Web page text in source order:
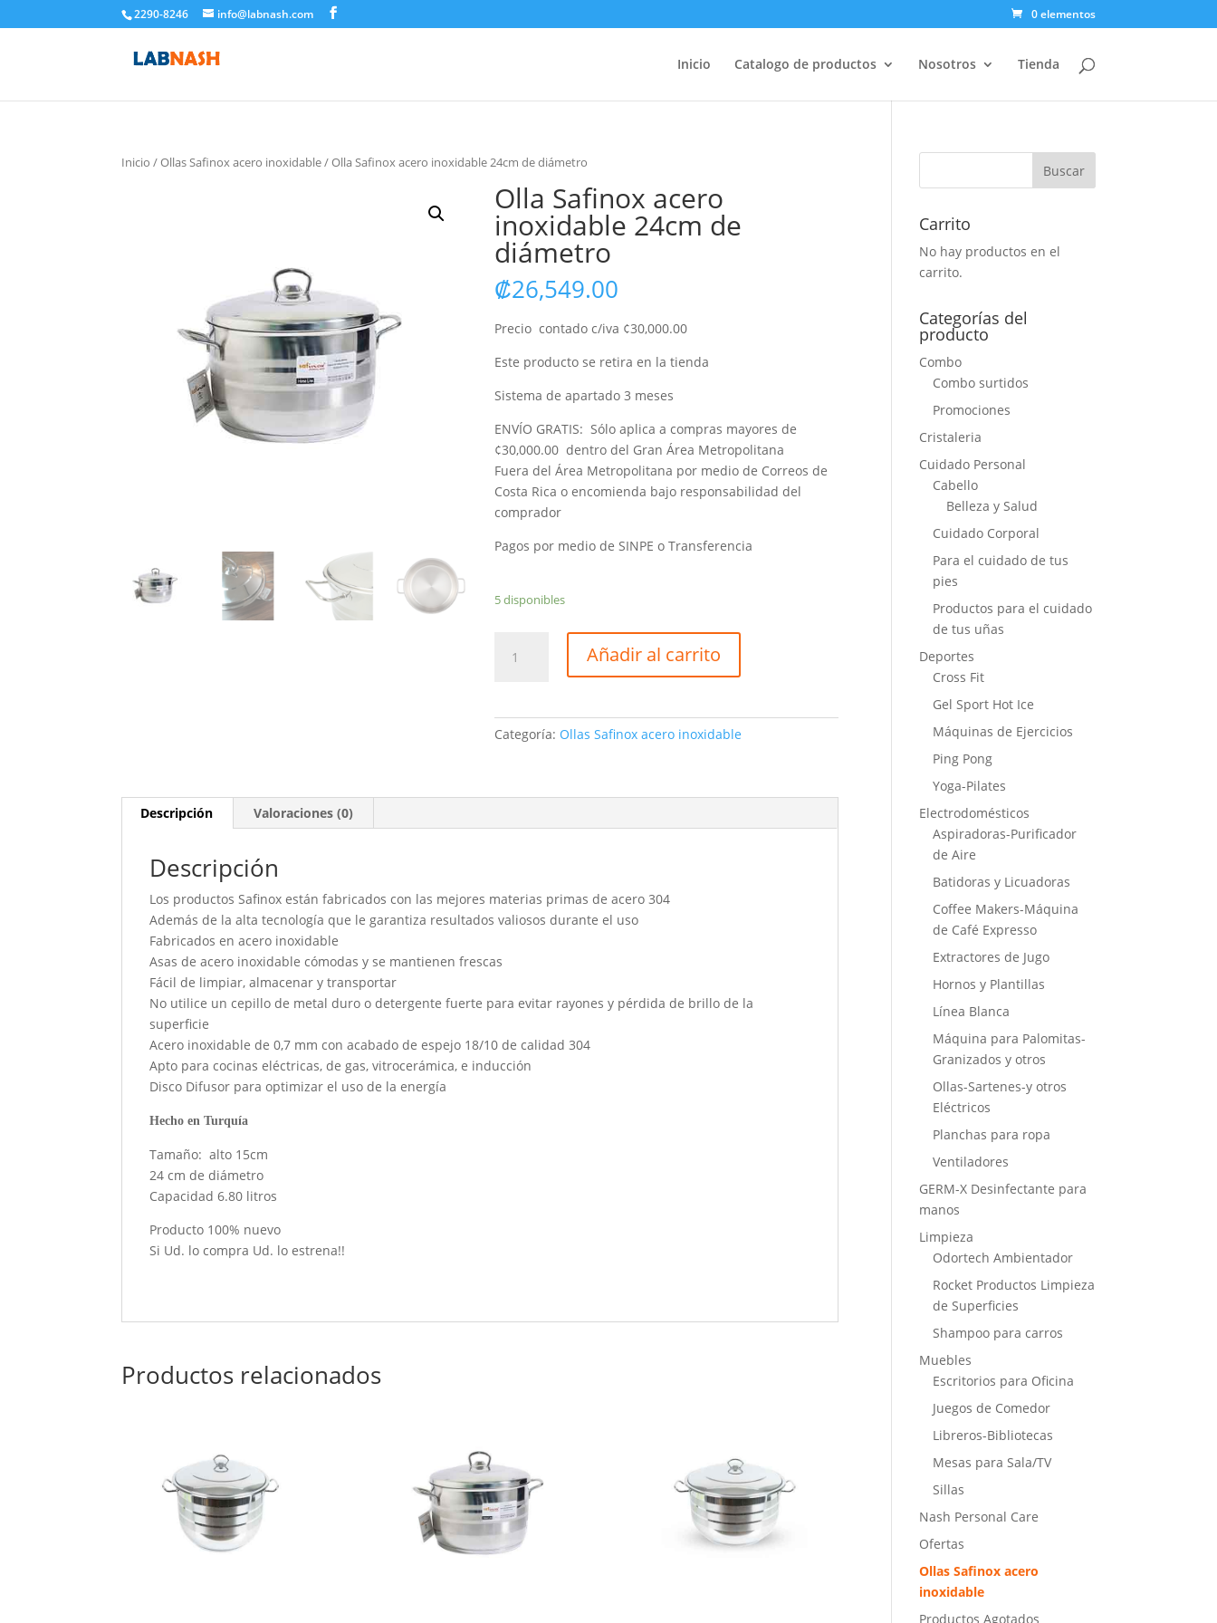
2290-8246 info@labnash.com 0 elementos
Inicio Catalogo de productos Nosotros Tienda
Inicio /Ollas Safinox acero inoxidable/ Olla Safinox acero inoxidable 24cm de diámetro
Olla Safinox acero
inoxidable 24cm de
diámetro
₡26,549.00
Precio contado c/iva ¢30,000.00
Este producto se retira en la tienda
Sistema de apartado 3 meses
ENVÍO GRATIS: Sólo aplica a compras mayores de
¢30,000.00 dentro del Gran Área Metropolitana
Fuera del Área Metropolitana por medio de Correos de
Costa Rica o encomienda bajo responsabilidad del
comprador
Pagos por medio de SINPE o Transferencia
5 disponibles
Safinox
Añadir al carrito
Categoría: Ollas Safinox acero inoxidable
Descripción Valoraciones (0)
Descripción
Los productos Safinox están fabricados con las mejores materias primas de acero 304
Además de la alta tecnología que le garantiza resultados valiosos durante el uso
Fabricados en acero inoxidable
Asas de acero inoxidable cómodas y se mantienen frescas
Fácil de limpiar, almacenar y transportar
No utilice un cepillo de metal duro o detergente fuerte para evitar rayones y pérdida de brillo de la
superficie
Acero inoxidable de 0,7 mm con acabado de espejo 18/10 de calidad 304
Apto para cocinas eléctricas, de gas, vitrocerámica, e inducción
Disco Difusor para optimizar el uso de la energía
Hecho en Turquía
Tamaño: alto 15cm
24 cm de diámetro
Capacidad 6.80 litros
Producto 100% nuevo
Si Ud. lo compra Ud. lo estrena!!
Productos relacionados
Carrito
No hay productos en el
carrito.
Categorías del
producto
Combo
Combo surtidos
Promociones
Cristaleria
Cuidado Personal
Cabello
Belleza y Salud
Cuidado Corporal
Para el cuidado de tus
pies
Productos para el cuidado
de tus uñas
Deportes
Cross Fit
Gel Sport Hot Ice
Máquinas de Ejercicios
Ping Pong
Yoga-Pilates
Electrodomésticos
Aspiradoras-Purificador
de Aire
Batidoras y Licuadoras
Coffee Makers-Máquina
de Café Expresso
Extractores de Jugo
Hornos y Plantillas
Línea Blanca
Máquina para Palomitas-
Granizados y otros
Ollas-Sartenes-y otros
Eléctricos
Planchas para ropa
Ventiladores
GERM-X Desinfectante para
manos
Limpieza
Odortech Ambientador
Rocket Productos Limpieza
de Superficies
Shampoo para carros
Muebles
Escritorios para Oficina
Juegos de Comedor
Libreros-Bibliotecas
Mesas para Sala/TV
Sillas
Nash Personal Care
Ofertas
Ollas Safinox acero
inoxidable
Productos Agotados